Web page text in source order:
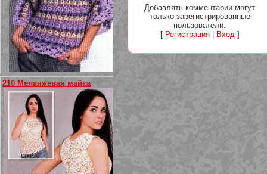
210 Меланжевая майка
Добавлять комментарии могут
только зарегистрированные
пользователи.
[ Регистрация| Вход]